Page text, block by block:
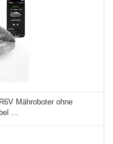
Mähroboter ohne
...